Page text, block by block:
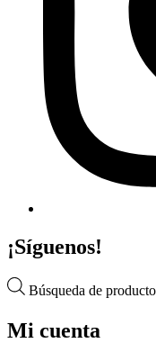
¡Síguenos!
Búsqueda de
Mi cuenta